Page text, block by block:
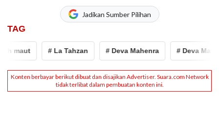
Jadikan Sumber Pilihan
TAG
maut # La Tahzan # Deva Mahenra # Deva